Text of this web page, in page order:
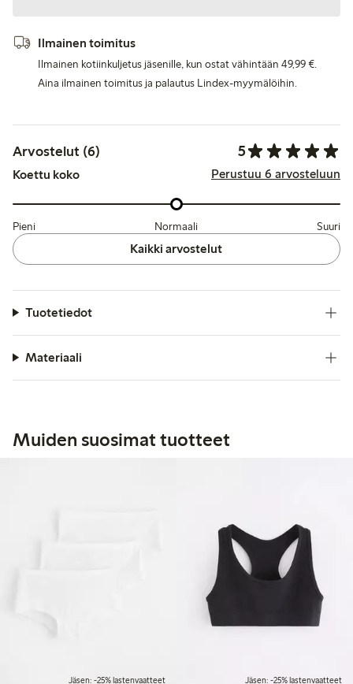
Ilmainen toimitus
Ilmainen kotiinkuljetus jäsenille, kun ostat vähintään 49,99 €.
Aina ilmainen toimitus ja palautus Lindex-myymälöihin.
Arvostelut (6) 5
Koettu koko Perustuu 6 arvosteluun
Pieni Normaali Suuri
Kaikki arvostelut
Tuotetiedot
Materiaali
Muiden suosimat tuotteet
Jäsen: -25% lastenvaatteet Jäsen: -25% lastenvaatteet